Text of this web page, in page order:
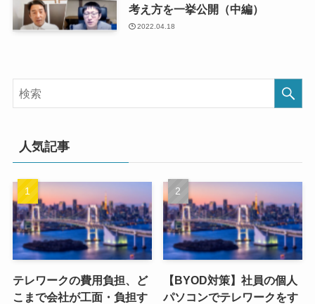
考え方を一挙公開（中編）
2022.04.18
人気記事
テレワークの費用負担、ど
こまで会社が工面・負担す
【BYOD対策】社員の個人
パソコンでテレワークをす